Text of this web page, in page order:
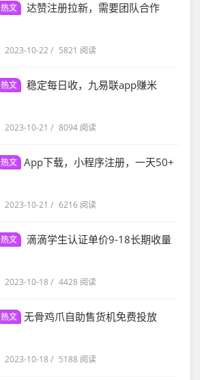
热文 达赞注册拉新，需要团队合作
2023-10-22 / 5821 阅读
热文 稳定每日收，九易联app赚米
2023-10-21 / 8094 阅读
热文 App下载，小程序注册，一天50+
2023-10-21 / 6216 阅读
热文 滴滴学生认证单价9-18长期收量
2023-10-18 / 4428 阅读
热文 无骨鸡爪自助售货机免费投放
2023-10-18 / 5188 阅读